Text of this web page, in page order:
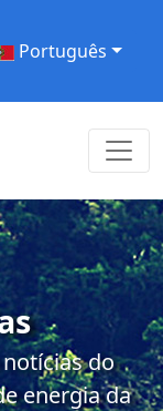
Português
do
energia da